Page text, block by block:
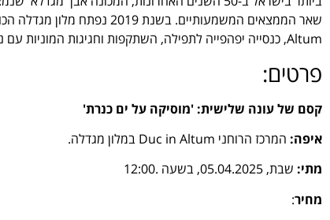
Altum, כנסייה יפהפייה לתפילה, השתקפות וחגיגות המוניות עם נוף מרהיב לכנרת.
פרטים:
קסם של עונה שלישית: 'מוסיקה על ים כנרת'
איפה: המרכז הרוחני Duc in Altum במלון מגדלה.
מתי: שבת, 05.04.2025, בשעה .12:00
מחיר: